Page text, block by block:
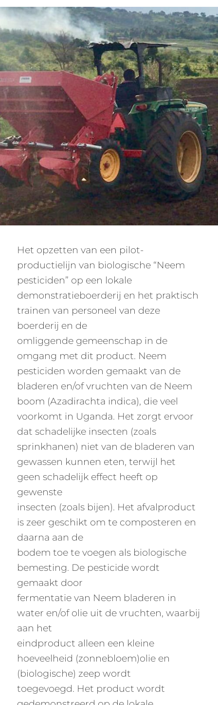
Het opzetten van een pilot-
productielijn van biologische “Neem
pesticiden” op een lokale
demonstratieboerderij en het praktisch
trainen van personeel van deze
boerderij en de
omliggende gemeenschap in de
omgang met dit product. Neem
pesticiden worden gemaakt van de
bladeren en/of vruchten van de Neem
boom (Azadirachta indica), die veel
voorkomt in Uganda. Het zorgt ervoor
dat schadelijke insecten (zoals
sprinkhanen) niet van de bladeren van
gewassen kunnen eten, terwijl het
geen schadelijk effect heeft op
gewenste
insecten (zoals bijen). Het afvalproduct
is zeer geschikt om te composteren en
daarna aan de
bodem toe te voegen als biologische
bemesting. De pesticide wordt
gemaakt door
fermentatie van Neem bladeren in
water en/of olie uit de vruchten, waarbij
aan het
eindproduct alleen een kleine
hoeveelheid (zonnebloem)olie en
(biologische) zeep wordt
toegevoegd. Het product wordt